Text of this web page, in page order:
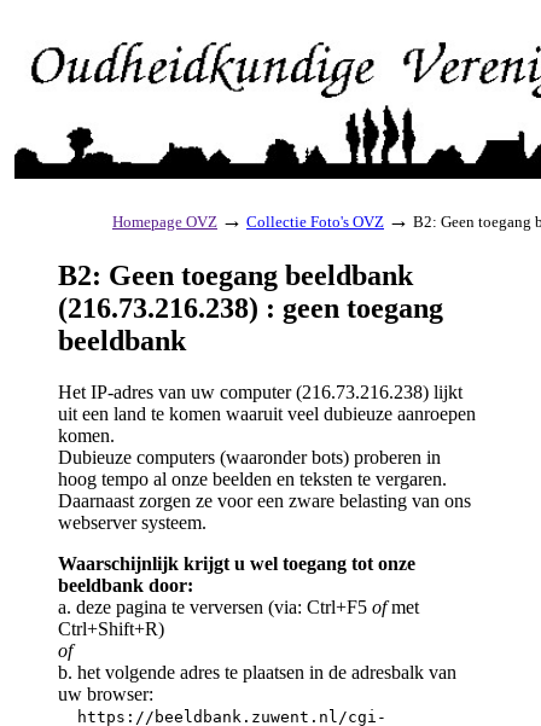
Homepage OVZ → Collectie Foto's OVZ → B2: Geen toegang
B2: Geen toegang beeldbank
(216.73.216.238) : geen toegang
beeldbank
Het IP-adres van uw computer (216.73.216.238) lijkt
uit een land te komen waaruit veel dubieuze aanroepen
komen.
Dubieuze computers (waaronder bots) proberen in
hoog tempo al onze beelden en teksten te vergaren.
Daarnaast zorgen ze voor een zware belasting van ons
webserver systeem.
Waarschijnlijk krijgt u wel toegang tot onze
beeldbank door:
a. deze pagina te verversen (via: Ctrl+F5 ofmet
Ctrl+Shift+R)
of
b. het volgende adres te plaatsen in de adresbalk van
uw browser:
https://beeldbank.zuwent.nl/cgi-